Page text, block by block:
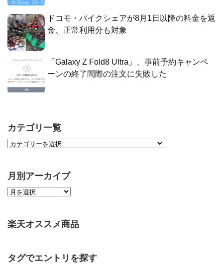
ドコモ・バイクシェアが8月1日以降の料金を返
金、正常利用分も対象
「Galaxy Z Fold8 Ultra」、事前予約キャンペ
ーンの終了間際の注文に失敗した
カテゴリ一覧
月別アーカイブ
楽天オススメ商品
タグでエントリを探す